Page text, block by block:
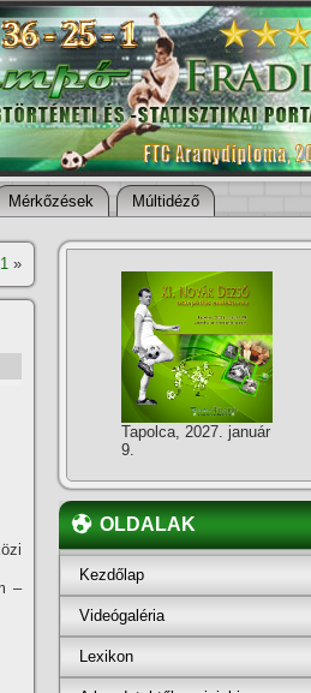
Mérkőzések Múltidéző
»
–
Tapolca, 2027. január
9.
OLDALAK
Kezdőlap
Videógaléria
Lexikon